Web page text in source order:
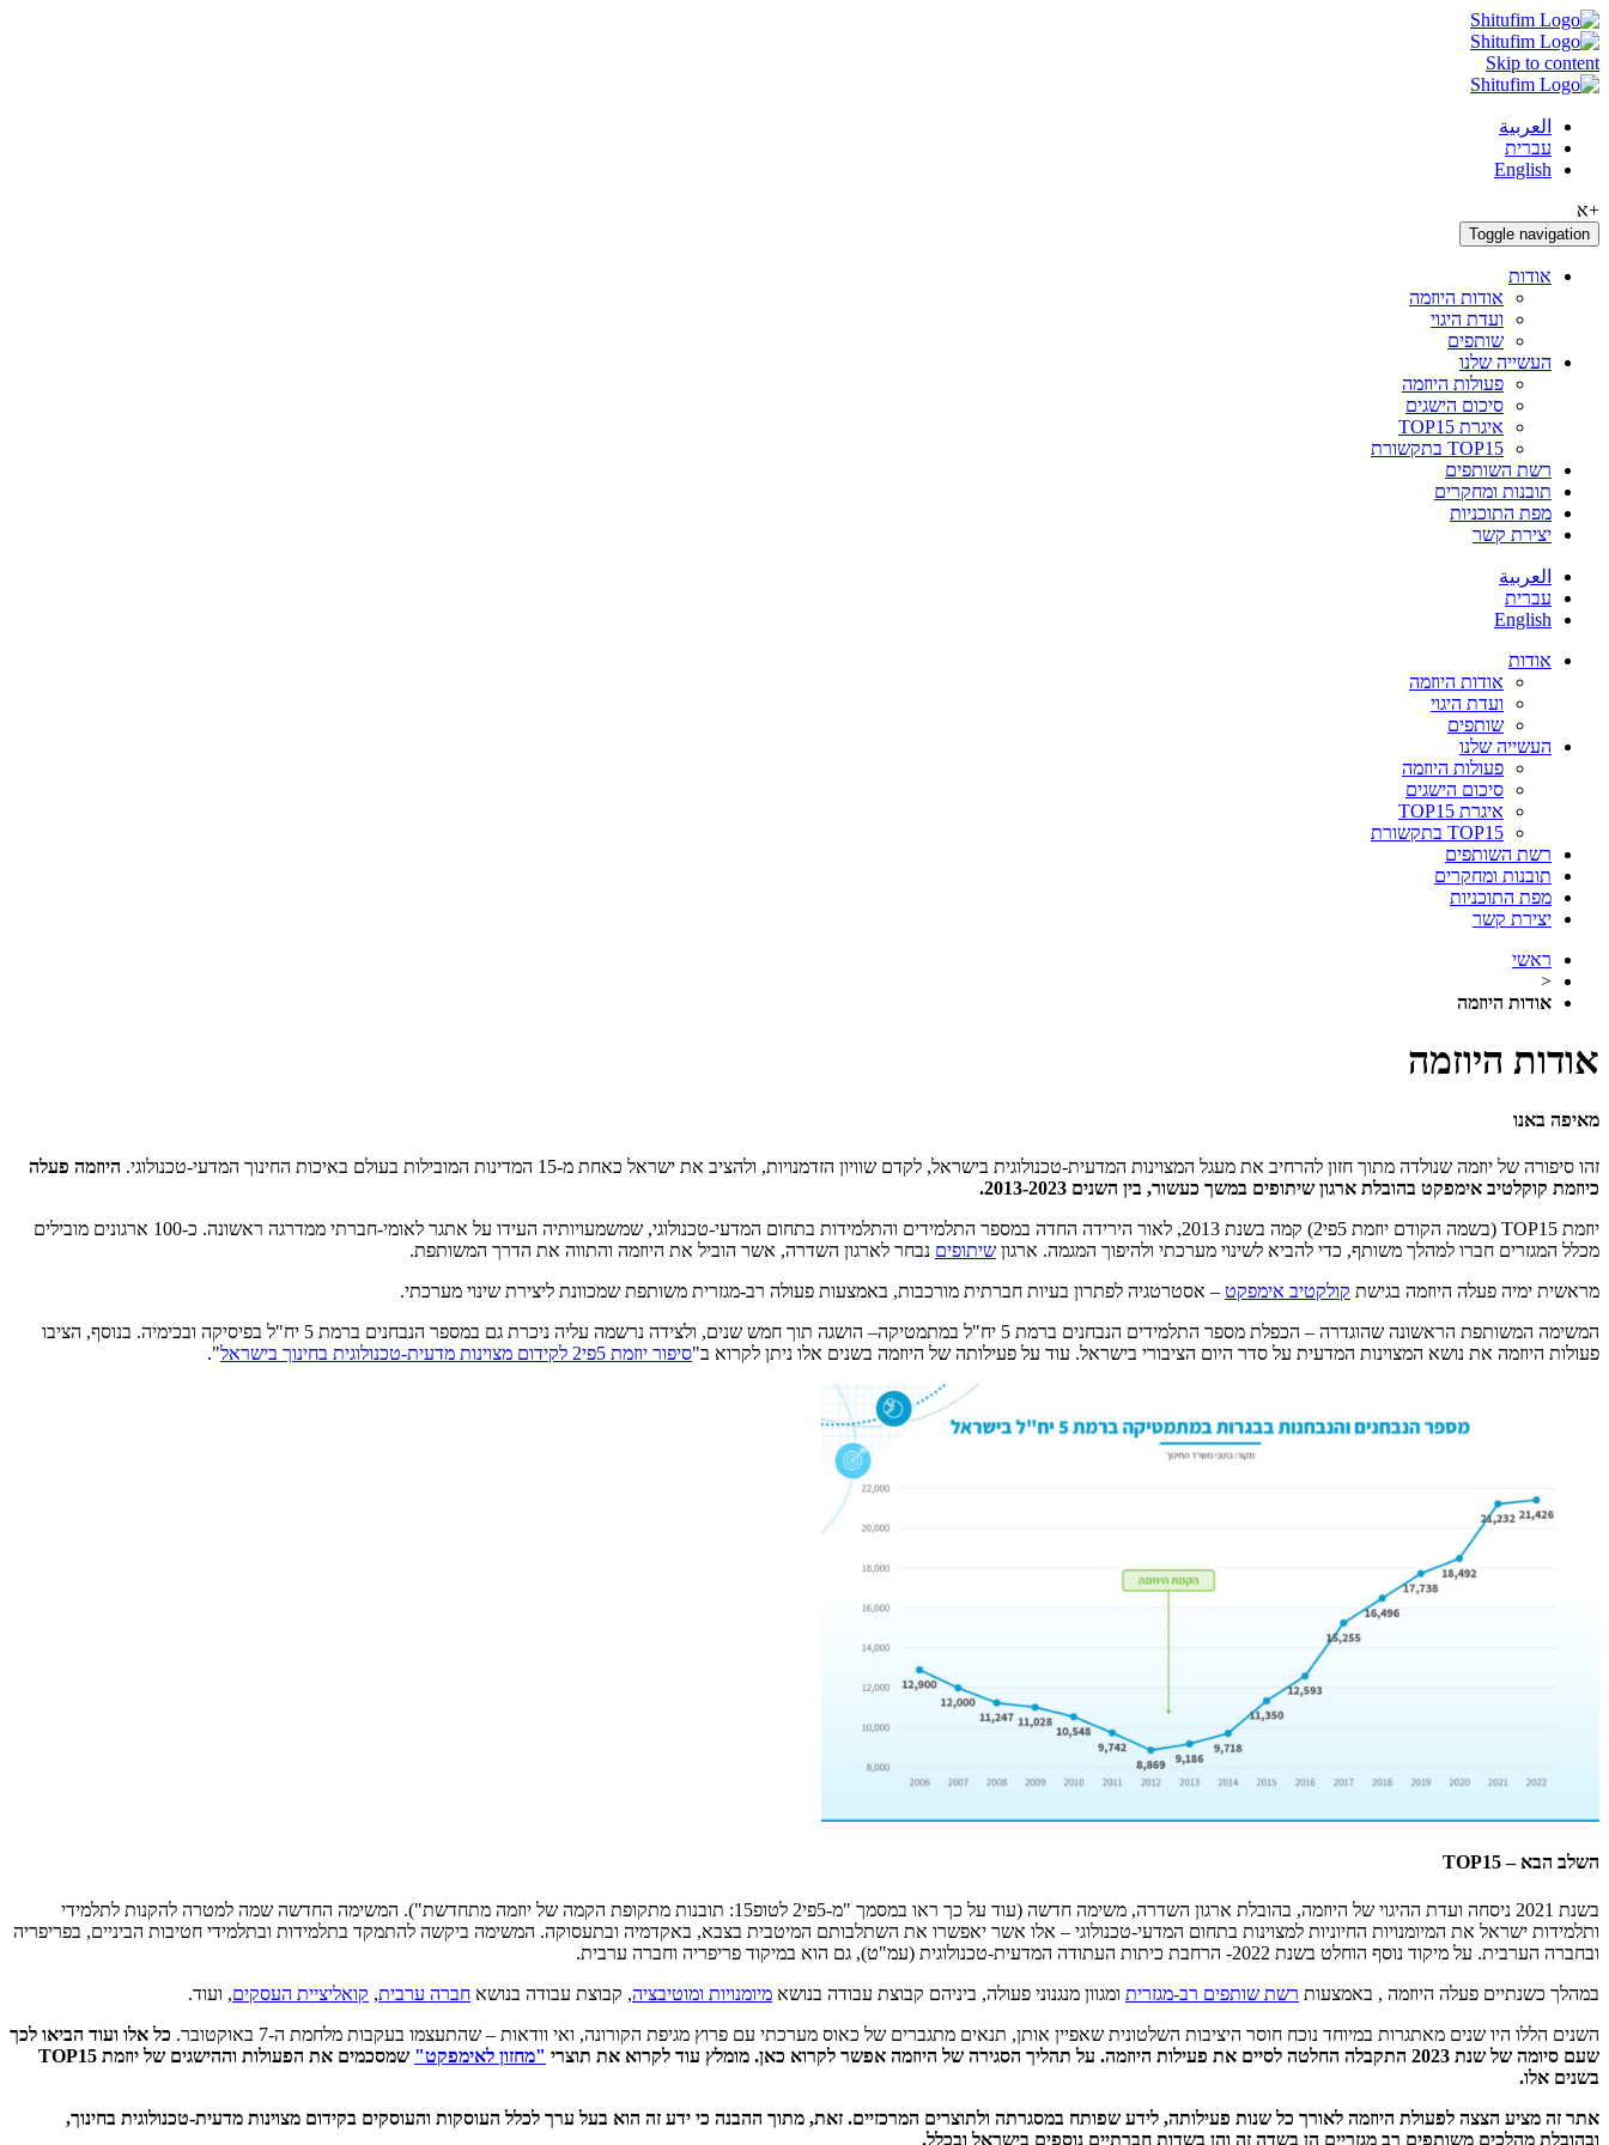
Skip to content
العربية
עברית
English
+א
Toggle navigation
אודות
אודות היוזמה
ועדת היגוי
שותפים
העשייה שלנו
פעולות היוזמה
סיכום הישגים
איגרת TOP15
TOP15 בתקשורת
רשת השותפים
תובנות ומחקרים
מפת התוכניות
יצירת קשר
العربية
עברית
English
אודות
אודות היוזמה
ועדת היגוי
שותפים
העשייה שלנו
פעולות היוזמה
סיכום הישגים
איגרת TOP15
TOP15 בתקשורת
רשת השותפים
תובנות ומחקרים
מפת התוכניות
יצירת קשר
ראשי
<
אודות היוזמה
אודות היוזמה
מאיפה באנו
זהו סיפורה של יוזמה שנולדה מתוך חזון להרחיב את מעגל המצוינות המדעית-טכנולוגית בישראל, לקדם שוויון הזדמנויות, ולהציב את ישראל כאחת מ-15 המדינות המובילות בעולם באיכות החינוך המדעי-טכנולוגי.
היוזמה פעלה
כיוזמת קוקלטיב אימפקט בהובלת ארגון שיתופים במשך כעשור, בין השנים 2013-2023.
יוזמת TOP15 (בשמה הקודם יוזמת 5פי2) קמה בשנת 2013, לאור הירידה החדה במספר התלמידים והתלמידות בתחום המדעי-טכנולוגי, שמשמעויותיה העידו על אתגר לאומי-חברתי ממדרגה ראשונה. כ-100 ארגונים מובילים
מכלל המגזרים חברו למהלך משותף, כדי להביא לשינוי מערכתי ולהיפוך המגמה. ארגון שיתופים נבחר לארגון השדרה, אשר הוביל את היוזמה והתווה את הדרך המשותפת.
מראשית ימיה פעלה היוזמה בגישת קולקטיב אימפקט – אסטרטגיה לפתרון בעיות חברתית מורכבות, באמצעות פעולה רב-מגזרית משותפת שמכוונת ליצירת שינוי מערכתי.
המשימה המשותפת הראשונה שהוגדרה – הכפלת מספר התלמידים הנבחנים ברמת 5 יח"ל במתמטיקה– הושגה תוך חמש שנים, ולצידה נרשמה עליה ניכרת גם במספר הנבחנים ברמת 5 יח"ל בפיסיקה ובכימיה. בנוסף, הציבו
פעולות היוזמה את נושא המצוינות המדעית על סדר היום הציבורי בישראל. עוד על פעילותה של היוזמה בשנים אלו ניתן לקרוא ב"סיפור יוזמת 5פי2 לקידום מצוינות מדעית-טכנולוגית בחינוך בישראל ".
השלב הבא – TOP15
בשנת 2021 ניסחה ועדת ההיגוי של היוזמה, בהובלת ארגון השדרה, משימה חדשה (עוד על כך ראו במסמך "מ-5פי2 לטופ15: תובנות מתקופת הקמה של יוזמה מתחדשת"). המשימה החדשה שמה למטרה להקנות לתלמידי
ותלמידות ישראל את המיומנויות החיוניות למצוינות בתחום המדעי-טכנולוגי – אלו אשר יאפשרו את השתלבותם המיטבית בצבא, באקדמיה ובתעסוקה. המשימה ביקשה להתמקד בתלמידות ובתלמידי חטיבות הביניים, בפריפריה
ובחברה הערבית. על מיקוד נוסף הוחלט בשנת 2022- הרחבת כיתות העתודה המדעית-טכנולוגית (עמ"ט), גם הוא במיקוד פריפריה וחברה ערבית.
במהלך כשנתיים פעלה היוזמה , באמצעות רשת שותפים רב-מגזרית ומגוון מנגנוני פעולה, ביניהם קבוצת עבודה בנושא מיומנויות ומוטיבציה, קבוצת עבודה בנושא חברה ערבית, קואליציית העסקים, ועוד.
השנים הללו היו שנים מאתגרות במיוחד נוכח חוסר היציבות השלטונית שאפיין אותן, תנאים מתגברים של כאוס מערכתי עם פרוץ מגיפת הקורונה, ואי וודאות – שהתעצמו בעקבות מלחמת ה-7 באוקטובר.
כל אלו ועוד הביאו לכך
שעם סיומה של שנת 2023 התקבלה החלטה לסיים את פעילות היוזמה. על תהליך הסגירה של היוזמה אפשר לקרוא כאן. מומלץ עוד לקרוא את תוצרי
"מחזון לאימפקט"
שמסכמים את הפעולות וההישגים של יוזמת TOP15
בשנים אלו.
אתר זה מציע הצצה לפעולת היוזמה לאורך כל שנות פעילותה, לידע שפותח במסגרתה ולתוצרים המרכזיים. זאת, מתוך ההבנה כי ידע זה הוא בעל ערך לכלל העוסקות והעוסקים בקידום מצוינות מדעית-טכנולוגית בחינוך,
ובהובלת מהלכים משותפים רב מגזריים הן בשדה זה והן בשדות חברתיים נוספים בישראל ובכלל.